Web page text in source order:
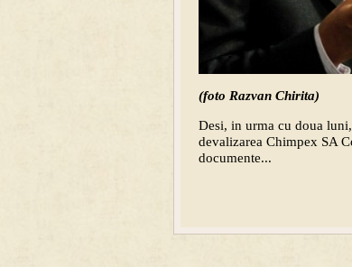
(foto Razvan Chirita)
Desi, in urma cu doua
devalizarea Chimpex SA
documente...